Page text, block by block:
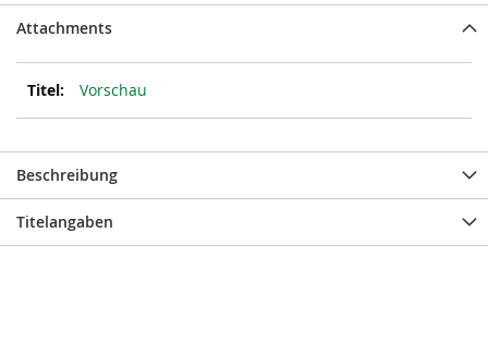
Attachments
Vorschau
Beschreibung
Titelangaben